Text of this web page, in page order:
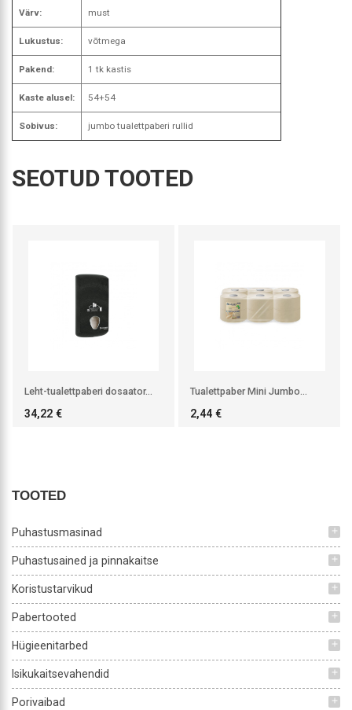
TOOTED
Puhastusmasinad add
Puhastusained ja pinnakaitse add
Koristustarvikud add
Pabertooted add
Hügieenitarbed add
Isikukaitsevahendid add
Porivaibad add
Värv: must
Lukustus: võtmega
Pakend: 1 tk kastis
Kaste alusel: 54+54
Sobivus: jumbo tualettpaberi rullid
SEOTUD TOOTED
Leht-tualettpaberi dosaator...
34,22 €
Tualettpaber Mini Jumbo...
2,44 €